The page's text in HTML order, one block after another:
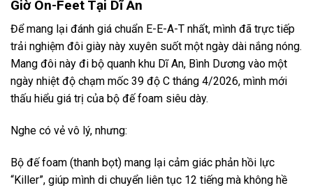
Giờ On-Feet Tại Dĩ An
Để mang lại đánh giá chuẩn E-E-A-T nhất, mình đã trực tiếp
trải nghiệm đôi giày này xuyên suốt một ngày dài nắng nóng.
Mang đôi này đi bộ quanh khu Dĩ An, Bình Dương vào một
ngày nhiệt độ chạm mốc 39 độ C tháng 4/2026, mình mới
thấu hiểu giá trị của bộ đế foam siêu dày.
Nghe có vẻ vô lý, nhưng:
Bộ đế foam (thanh bọt) mang lại cảm giác phản hồi lực
“Killer”, giúp mình di chuyển liên tục 12 tiếng mà không hề